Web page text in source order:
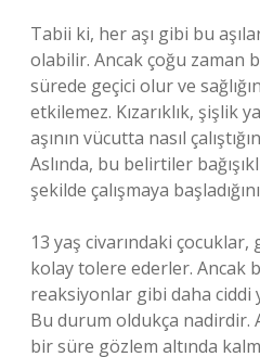
Tabii ki, her aşı gibi bu
olabilir. Ancak çoğu zaman
sürede geçici olur ve
etkilemez. Kızarıklık, şişlik
aşının vücutta nasıl
Aslında, bu belirtiler
şekilde çalışmaya
13 yaş civarındaki çocuklar,
kolay tolere ederler. Ancak
reaksiyonlar gibi daha ciddi
Bu durum oldukça nadirdir.
bir süre gözlem altında